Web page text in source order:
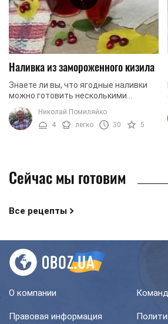
Наливка из замороженного кизила
Знаете ли вы, что ягодные наливки
можно готовить несколькими
способами: на алкоголе и без него?
Самый простой способ — залить
ягоды водкой, самогоном ...
Николай Помиляйко
4
легко 30 5
Сейчас мы готовим
Все рецепты
О компании
Правовая информация